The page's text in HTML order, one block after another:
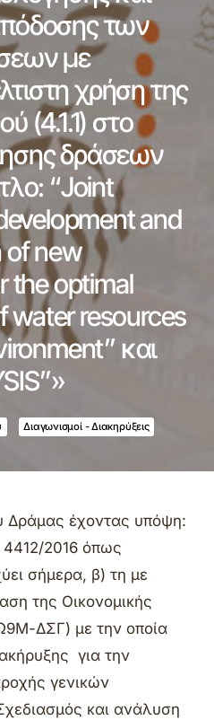
των
με
χρήση της
(4.1.1) στο
δράσεων
“Joint
and
of new
the optimal
water resources
και
Διαγωνισμοί - Διακηρύξεις
Δράμας έχοντας υπόψη:
4412/2016 όπως
σήμερα, β) τη με
της Οικονομικής
ΔΣΓ) με την οποία
για την
γενικών
και ανάλυση